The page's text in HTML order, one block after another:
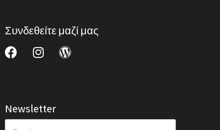
Συνδεθείτε μαζί μας
Newsletter